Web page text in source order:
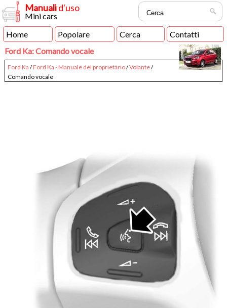
Manualid'uso
Mini cars
Home
Popolare Cerca
Contatti
Ford Ka: Comando vocale
Ford Ka /Ford Ka - Manuale del proprietario/Volante/
Comando vocale